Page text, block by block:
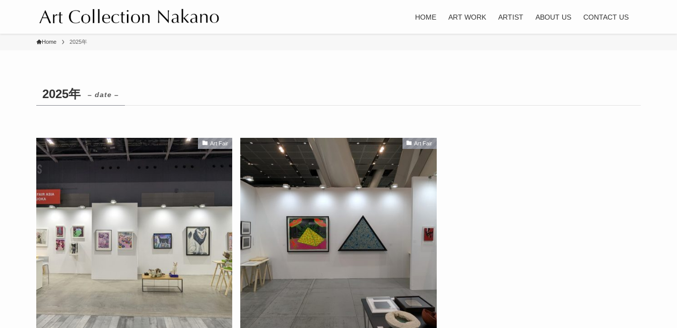
HOME ART WORK ARTIST ABOUT US CONTACT US
Home 2025年
2025年 – date –
Art Fair Art Fair